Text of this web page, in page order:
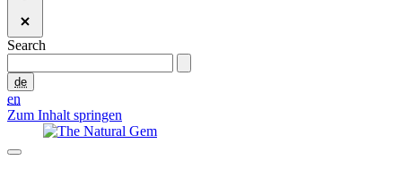
Search
de
en
Zum Inhalt springen